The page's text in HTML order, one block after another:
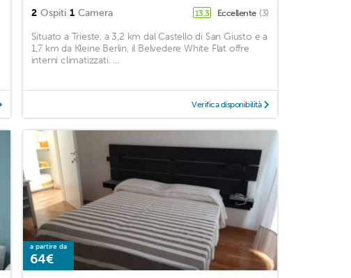
2 Ospiti 1 Camera 13,3 Eccellente (3)
Situato a Trieste, a 3,2 km dal Castello di San Giusto e a
1,7 km da Kleine Berlin, il Belvedere White Flat offre
interni climatizzati. ...
Verifica disponibilità
a partire da
64€